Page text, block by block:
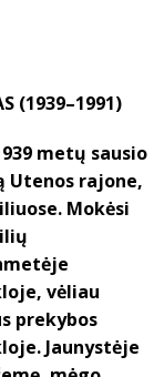
(1939–1991)
metų sausio
Utenos rajone,
Mokėsi
vėliau
prekybos
Jaunystėje